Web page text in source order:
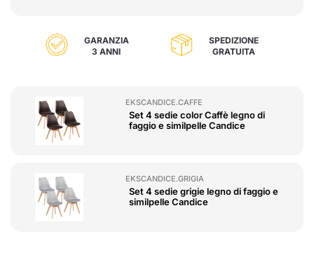
GARANZIA
3 ANNI
SPEDIZIONE
GRATUITA
EKSCANDICE.CAFFE
Set 4 sedie color Caffè legno di
faggio e similpelle Candice
EKSCANDICE.GRIGIA
Set 4 sedie grigie legno di faggio e
similpelle Candice